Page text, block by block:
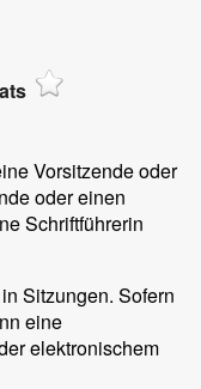
Vorsitzende oder
oder einen
Schriftführerin
Sitzungen. Sofern
eine
elektronischem